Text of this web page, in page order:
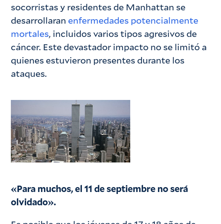
socorristas y residentes de Manhattan se
desarrollaranenfermedades potencialmente
mortales, incluidos varios tipos agresivos de
cáncer. Este devastador impacto no se limitó a
quienes estuvieron presentes durante los
ataques.
«Para muchos, el 11 de septiembre no será
olvidado».